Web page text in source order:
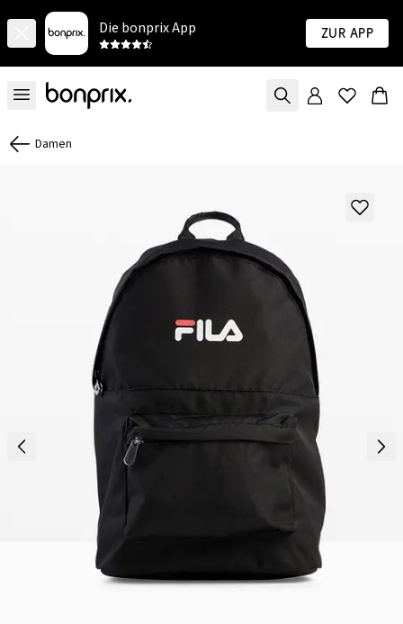
Die bonprix App Zur App
Damen